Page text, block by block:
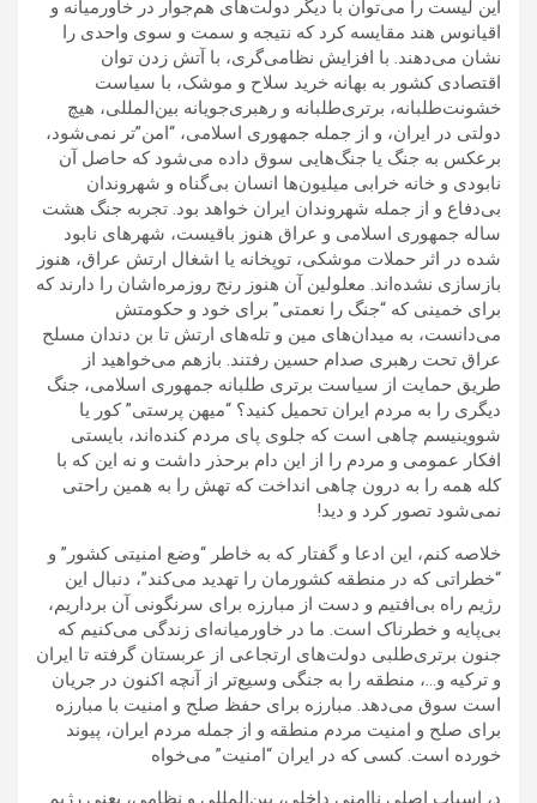
این لیست را می‌توان با دیگر دولت‌های هم‌جوار در خاورمیانه و
اقیانوس هند مقایسه کرد که نتیجه و سمت و سوی واحدی را
نشان می‌دهند. با افزایش نظامی‌گری، با آتش زدن توان
اقتصادی کشور به بهانه خرید سلاح و موشک، با سیاست
خشونت‌طلبانه، برتری‌طلبانه و رهبری‌جویانه بین‌المللی، هیچ
دولتی در ایران، و از جمله جمهوری اسلامی، “امن”تر نمی‌شود،
برعکس به جنگ یا جنگ‌هایی سوق داده می‌شود که حاصل آن
نابودی و خانه خرابی میلیون‌ها انسان بی‌گناه و شهروندان
بی‌دفاع و از جمله شهروندان ایران خواهد بود. تجربه جنگ هشت
ساله جمهوری اسلامی و عراق هنوز باقیست، شهرهای نابود
شده در اثر حملات موشکی، توپخانه یا اشغال ارتش عراق، هنوز
بازسازی نشده‌اند. معلولین آن هنوز رنج روزمره‌اشان را دارند که
برای خمینی که “جنگ را نعمتی” برای خود و حکومتش
می‌دانست، به میدان‌های مین و تله‌های ارتش تا بن دندان مسلح
عراق تحت رهبری صدام حسین رفتند. بازهم می‌خواهید از
طریق حمایت از سیاست برتری طلبانه جمهوری اسلامی، جنگ
دیگری را به مردم ایران تحمیل کنید؟ “میهن پرستی” کور یا
شووینیسم چاهی است که جلوی پای مردم کنده‌اند، بایستی
افکار عمومی و مردم را از این دام برحذر داشت و نه این که با
کله همه را به درون چاهی انداخت که تهش را به همین راحتی
نمی‌شود تصور کرد و دید!
خلاصه کنم، این ادعا و گفتار که به خاطر “وضع امنیتی کشور” و
“خطراتی که در منطقه کشورمان را تهدید می‌کند”، دنبال این
رژیم راه بی‌افتیم و دست از مبارزه برای سرنگونی آن برداریم،
بی‌پایه و خطرناک است. ما در خاورمیانه‌ای زندگی می‌کنیم که
جنون برتری‌طلبی دولت‌های ارتجاعی از عربستان گرفته تا ایران
و ترکیه و…، منطقه را به جنگی وسیع‌تر از آنچه اکنون در جریان
است سوق می‌دهد. مبارزه برای حفظ صلح و امنیت با مبارزه
برای صلح و امنیت مردم منطقه و از جمله مردم ایران، پیوند
خورده است. کسی که در ایران “امنیت” می‌خواه
د، اسباب اصلی ناامنی داخلی، بین‌المللی و نظامی، یعنی رژیم